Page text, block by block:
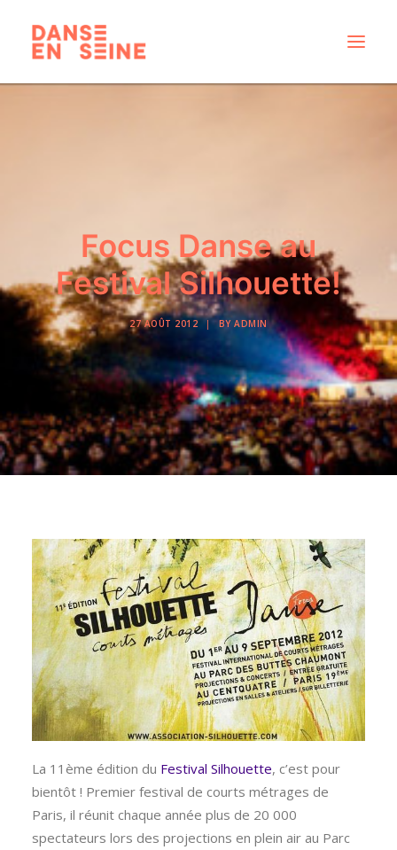
RECHERCHE
Focus Danse au
Festival Silhouette!
27 AOÛT 2012 | BYADMIN
La 11ème édition du Festival Silhouette, c’est pour
bientôt ! Premier festival de courts métrages de
Paris, il réunit chaque année plus de 20 000
spectateurs lors des projections en plein air au Parc